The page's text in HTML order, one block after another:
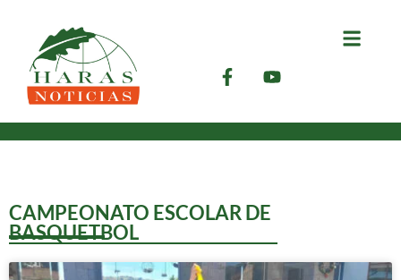
CAMPEONATO ESCOLAR DE
BASQUETBOL